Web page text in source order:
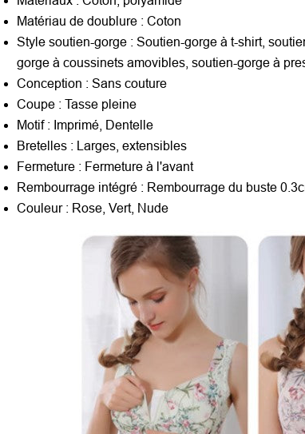
Matériau de doublure : Coton
Style soutien-gorge : Soutien-gorge à t-shirt,
gorge à coussinets amovibles, soutien-gorge à
Conception : Sans couture
Coupe : Tasse pleine
Motif : Imprimé, Dentelle
Bretelles : Larges, extensibles
Fermeture : Fermeture à l'avant
Rembourrage intégré : Rembourrage du buste
Couleur : Rose, Vert, Nude